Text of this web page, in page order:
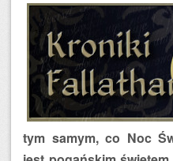
tym samym, co Noc